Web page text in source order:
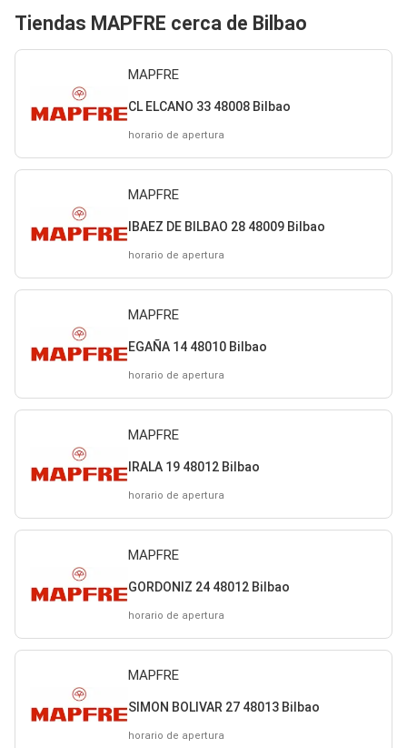
Tiendas MAPFRE cerca de Bilbao
MAPFRE
CL ELCANO 33 48008 Bilbao
horario de apertura
MAPFRE
IBAEZ DE BILBAO 28 48009 Bilbao
horario de apertura
MAPFRE
EGAÑA 14 48010 Bilbao
horario de apertura
MAPFRE
IRALA 19 48012 Bilbao
horario de apertura
MAPFRE
GORDONIZ 24 48012 Bilbao
horario de apertura
MAPFRE
SIMON BOLIVAR 27 48013 Bilbao
horario de apertura